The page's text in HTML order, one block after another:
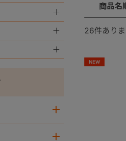
商品名
26件あり